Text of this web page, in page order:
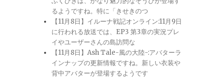
るようですね。特に「きせきのつ
【11月8日】イルーナ戦記オンライン:11月9日
に行われる放送では、EP3 第3章の実況プレ
イやユーザーさんの島訪問な
【11月8日】Ash Tale-風の大陸-:アバターラ
インナップの更新情報ですね。新しい衣装や
背中アバターが登場するようです